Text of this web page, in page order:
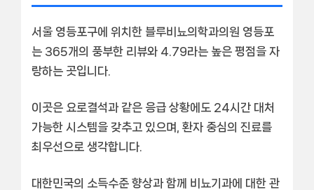
서울 영등포구에 위치한 블루비뇨의학과의원 영등포
는 365개의 풍부한 리뷰와 4.79라는 높은 평점을 자
랑하는 곳입니다.
이곳은 요로결석과 같은 응급 상황에도 24시간 대처
가능한 시스템을 갖추고 있으며, 환자 중심의 진료를
최우선으로 생각합니다.
대한민국의 소득수준 향상과 함께 비뇨기과에 대한 관